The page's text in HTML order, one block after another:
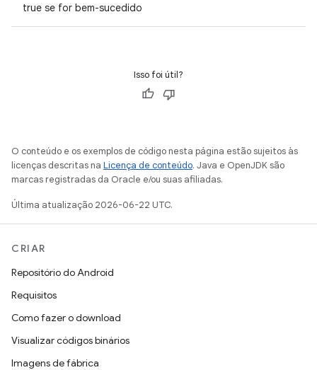
true se for bem-sucedido
Isso foi útil?
O conteúdo e os exemplos de código nesta página estão sujeitos às
licenças descritas na Licença de conteúdo. Java e OpenJDK são
marcas registradas da Oracle e/ou suas afiliadas.
Última atualização 2026-06-22 UTC.
CRIAR
Repositório do Android
Requisitos
Como fazer o download
Visualizar códigos binários
Imagens de fábrica